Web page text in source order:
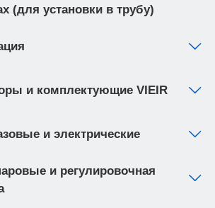
(для установки в трубу)
и комплектующие VIEIR
и электрические
и регулировочная